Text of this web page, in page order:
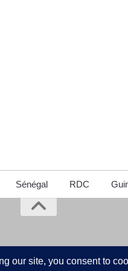
Sénégal RDC